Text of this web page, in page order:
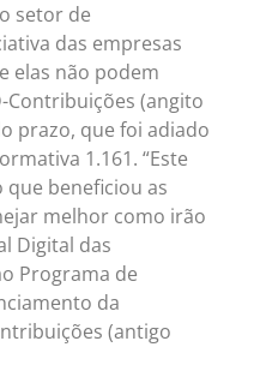
setor de
das empresas
elas não podem
Contribuições (angito
prazo, que foi adiado
1.161. “Este
beneficiou as
melhor como irão
Digital das
Programa de
da
(antigo